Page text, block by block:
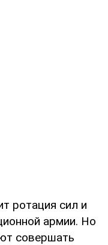
ротация сил и
армии. Но
совершать